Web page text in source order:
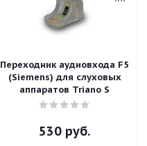
Переходник аудиовхода F5
(Siemens) для слуховых
аппаратов Triano S
530 руб.